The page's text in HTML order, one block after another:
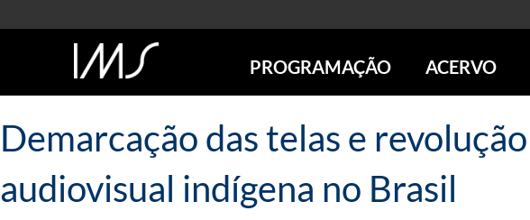
PROGRAMAÇÃO
SÃO PAULO
POÇOS DE CALDAS
ACERVO
SOBRE O ACERVO
FOTOGRAFIA
Demarcação das telas e
audiovisual indígena no Brasil